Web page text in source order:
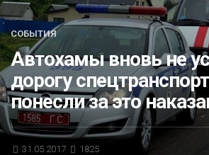
БЛИЦ-ОПРОС
АФИША
СОБЫТИЯ
Автохамы вновь не
дорогу
понесли за это
31.05.2017 1825